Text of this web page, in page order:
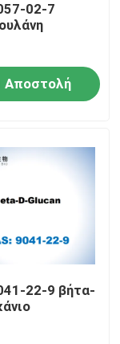
02-7
Αποστολή
22-9 βήτα-